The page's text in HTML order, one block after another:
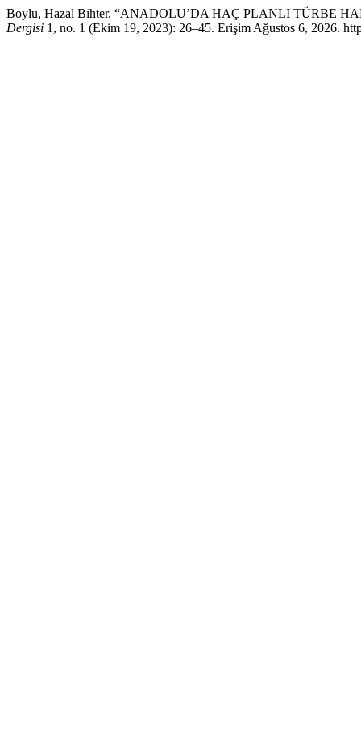
Boylu, Hazal Bihter. “ANADOLU’DA HAÇ PLANLI TÜRBE
Dergisi 1, no. 1 (Ekim 19, 2023): 26–45. Erişim Ağustos 6, 2026.